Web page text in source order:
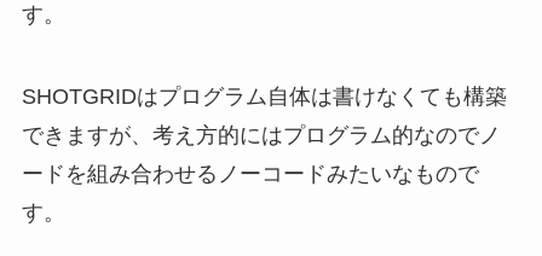
す。
SHOTGRIDはプログラム自体は書けなくても構築
できますが、考え方的にはプログラム的なのでノ
ードを組み合わせるノーコードみたいなもので
す。